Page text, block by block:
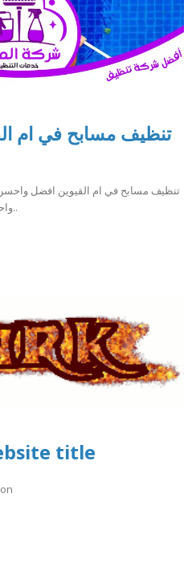
تنظيف مسابح في ام القيوين افضل
واحسن عماله تواصل معنا واحصل علي..
title